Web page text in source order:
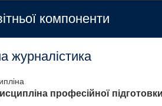
компоненти
журналістика
професійної підготовки